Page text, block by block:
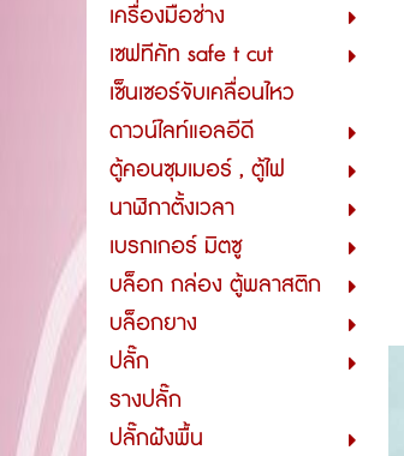
เครื่องมือช่าง
เซฟทีคัท safe t cut
เซ็นเซอร์จับเคลื่อนไหว
ดาวน์ไลท์แอลอีดี
ตู้คอนซุมเมอร์ , ตู้ไฟ
นาฬิกาตั้งเวลา
เบรกเกอร์ มิตซู
บล็อก กล่อง ตู้พลาสติก
บล็อกยาง
ปลั๊ก
รางปลั๊ก
ปลั๊กฝังพื้น